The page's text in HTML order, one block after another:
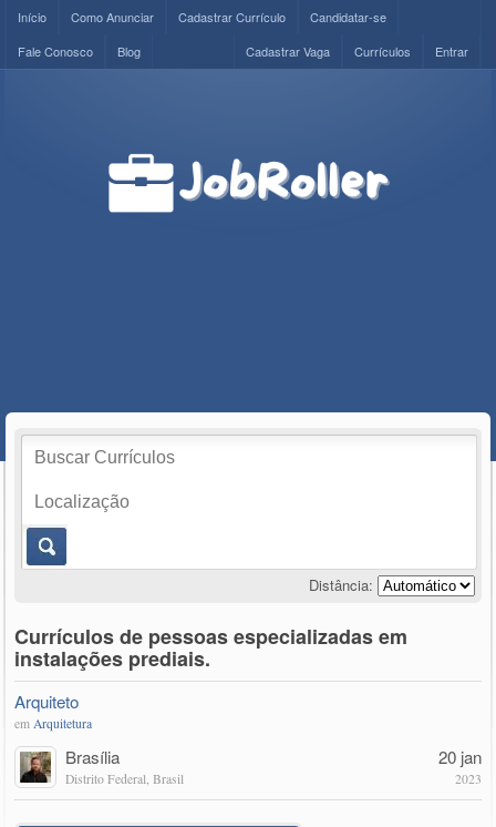
Início Como Anunciar Cadastrar Currículo
Candidatar-se
Fale Conosco
Blog Entrar
Currículos
Cadastrar Vaga
Distância:
Currículos de pessoas especializadas em
instalações prediais.
Arquiteto
em Arquitetura
Brasília
Distrito Federal, Brasil
20 jan
2023